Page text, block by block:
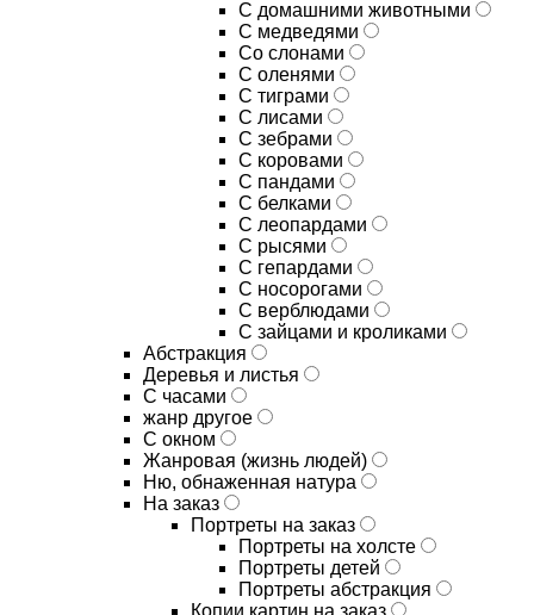
С домашними животными
С медведями
Со слонами
С оленями
С тиграми
С лисами
С зебрами
С коровами
С пандами
С белками
С леопардами
С рысями
С гепардами
С носорогами
С верблюдами
С зайцами и кроликами
Абстракция
Деревья и листья
С часами
жанр другое
С окном
Жанровая (жизнь людей)
Ню, обнаженная натура
На заказ
Портреты на заказ
Портреты на холсте
Портреты детей
Портреты абстракция
Копии картин на заказ